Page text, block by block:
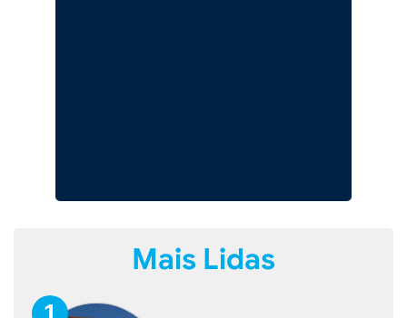
Mais Lidas